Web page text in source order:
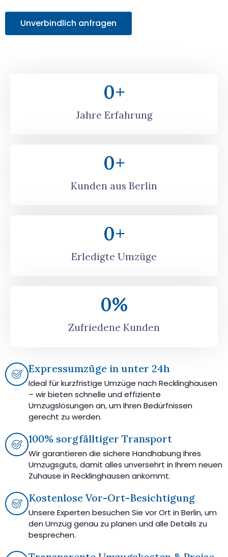
Unverbindlich anfragen
Jahre Erfahrung
0+
Kunden aus Berlin
0+
Erledigte Umzüge
0+
Zufriedene Kunden
0%
Expressumzüge in unter 24h
Ideal für kurzfristige Umzüge nach Recklinghausen
– wir bieten schnelle und effiziente
Umzugslösungen an, um Ihren Bedürfnissen
gerecht zu werden.
100% sorgfälltiger Transport
Wir garantieren die sichere Handhabung Ihres
Umzugsguts, damit alles unversehrt in Ihrem neuen
Zuhause in Recklinghausen ankommt.
Kostenlose Vor-Ort-Besichtigung
Unsere Experten besuchen Sie vor Ort in Berlin, um
den Umzug genau zu planen und alle Details zu
besprechen.